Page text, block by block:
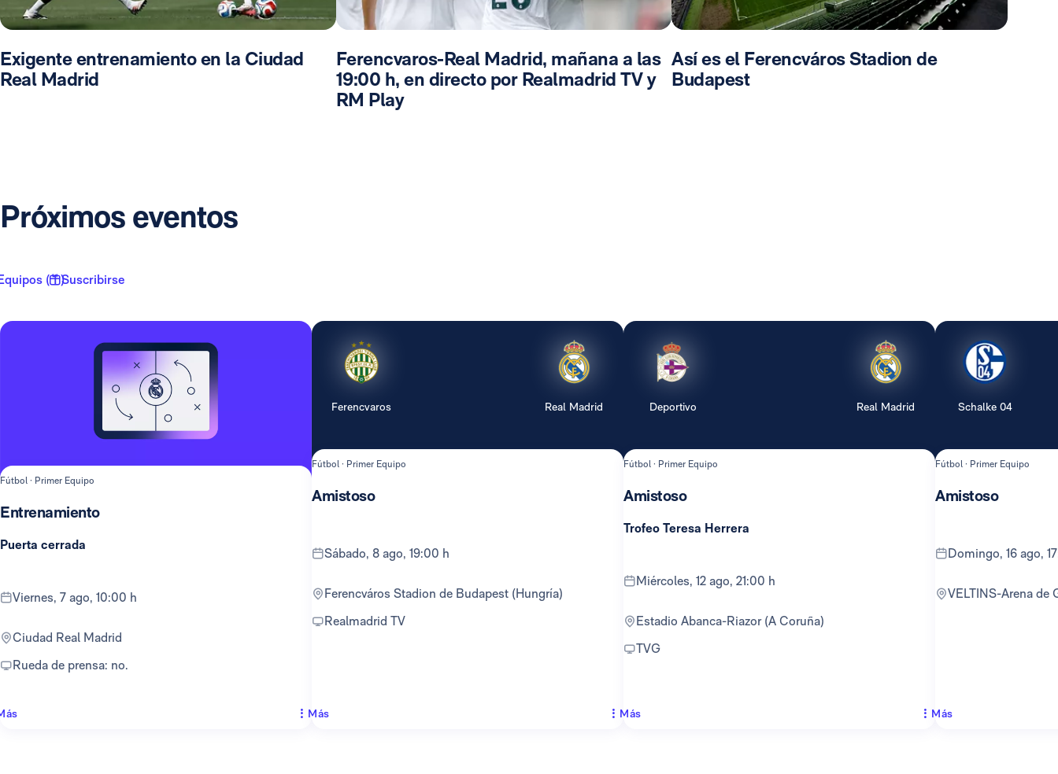
Exigente entrenamiento en la Ciudad
Real Madrid
Ferencvaros-Real Madrid, mañana a las
19:00 h, en directo por Realmadrid TV y
RM Play
Así es el Ferencváros Stadion de
Budapest
Próximos eventos
( 1 )Suscribirse
Fútbol · Primer Equipo
Entrenamiento
Puerta cerrada
viernes, 7 ago, 10:00 h
Ciudad Real Madrid
Rueda de prensa: no.
Ferencvaros Real Madrid
Fútbol · Primer Equipo
Amistoso
sábado, 8 ago, 19:00 h
Ferencváros Stadion de Budapest (Hungría)
Realmadrid TV
Más
Deportivo Real Madrid
Fútbol · Primer Equipo
Amistoso
Trofeo Teresa Herrera
miércoles, 12 ago, 21:00 h
Estadio Abanca-Riazor (A Coruña)
TVG
Más
Schalke 04
Fútbol · Primer Equipo
Amistoso
domingo, 16 ago,
VELTINS-Arena
Más